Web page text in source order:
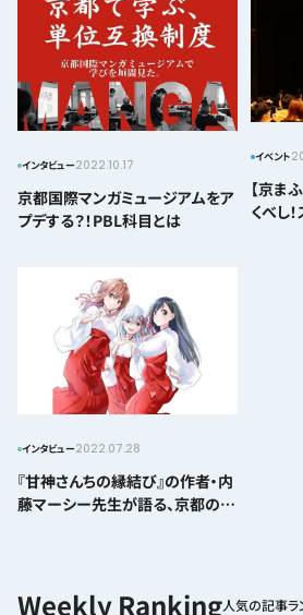
インタビュー2022.10.17
京都国際マンガミュージアムをア
プデする？！PBL科目とは
イベント
【京ま
くべし
インタビュー2022.07.28
『甘神さんちの縁結び』の作者・内
藤マーシー先生が語る、京都の魅
人気の記事ラ